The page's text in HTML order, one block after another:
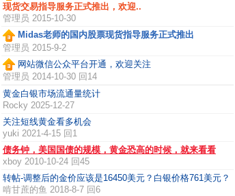
现货交易指导服务正式推出，欢迎..
管理员 2015-10-30
Midas老师的国内股票现货指导服务正式推出
管理员 2015-9-2
网站微信公众平台开通，欢迎关注
管理员 2014-10-30 回14
黄金白银市场流通量统计
Rocky 2025-12-27
关注短线黄金看多机会
yuki 2021-4-15 回1
债务钟，美国国债的规模，黄金恐高的时候，就来看看
xboy 2010-10-24 回45
转帖-调整后的金价应该是16450美元？白银价格761美元？
啃甘蔗的鱼 2018-8-7 回6